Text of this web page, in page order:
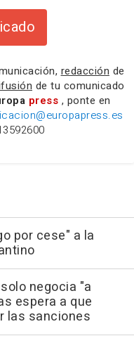
redacción de
de tu comunicado
press , ponte en
por cese" a la
negocia "a
espera a que
las sanciones